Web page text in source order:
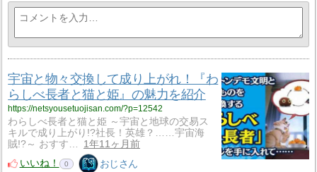
宇宙と物々交換して成り上がれ！『わ
らしべ長者と猫と姫』の魅力を紹介
https://netsyousetuojisan.com/?p=12542
わらしべ長者と猫と姫 ～宇宙と地球の交易ス
キルで成り上がり!?社長！英雄？……宇宙海
賊!?～ おすす…
1年11ヶ月前
いいね！
0 おじさん